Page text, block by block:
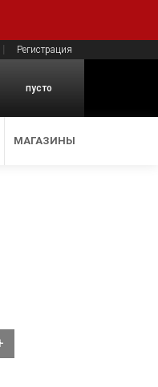
Регистрация
пусто
МАГАЗИНЫ